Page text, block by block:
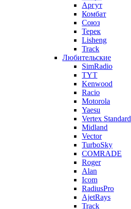
Аргут
Комбат
Союз
Терек
Lisheng
Track
Любительские
SimRadio
TYT
Kenwood
Racio
Motorola
Yaesu
Vertex Standard
Midland
Vector
TurboSky
COMRADE
Roger
Alan
Icom
RadiusPro
AjetRays
Track